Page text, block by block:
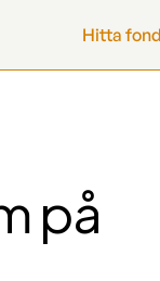
Hitta
på